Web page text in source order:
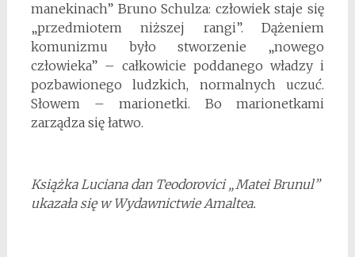
manekinach” Bruno Schulza: człowiek staje się
„przedmiotem niższej rangi”. Dążeniem
komunizmu było stworzenie „nowego
człowieka” – całkowicie poddanego władzy i
pozbawionego ludzkich, normalnych uczuć.
Słowem – marionetki. Bo marionetkami
zarządza się łatwo.
Książka Luciana dan Teodorovici „Matei Brunul”
ukazała się w Wydawnictwie Amaltea.